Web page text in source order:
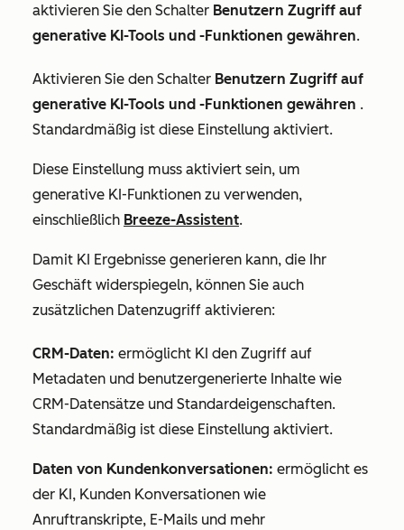
aktivieren Sie den Schalter Benutzern Zugriff auf
generative KI-Tools und -Funktionen gewähren.
Aktivieren Sie den Schalter Benutzern Zugriff auf
generative KI-Tools und -Funktionen gewähren .
Standardmäßig ist diese Einstellung aktiviert.
Diese Einstellung muss aktiviert sein, um
generative KI-Funktionen zu verwenden,
einschließlich Breeze-Assistent.
Damit KI Ergebnisse generieren kann, die Ihr
Geschäft widerspiegeln, können Sie auch
zusätzlichen Datenzugriff aktivieren:
CRM-Daten: ermöglicht KI den Zugriff auf
Metadaten und benutzergenerierte Inhalte wie
CRM-Datensätze und Standardeigenschaften.
Standardmäßig ist diese Einstellung aktiviert.
Daten von Kundenkonversationen: ermöglicht es
der KI, Kunden Konversationen wie
Anruftranskripte, E-Mails und mehr